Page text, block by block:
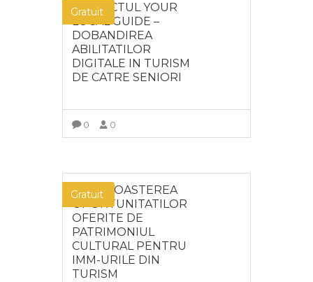
Gratuit
PROIECTUL YOUR
LOCAL GUIDE –
DOBANDIREA
ABILITATILOR
DIGITALE IN TURISM
DE CATRE SENIORI
0 0
Gratuit
RECUNOASTEREA
OPORTUNITATILOR
OFERITE DE
PATRIMONIUL
CULTURAL PENTRU
IMM-URILE DIN
TURISM